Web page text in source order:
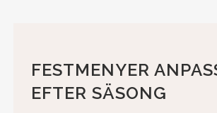
FESTMENYER
EFTER SÄSONG